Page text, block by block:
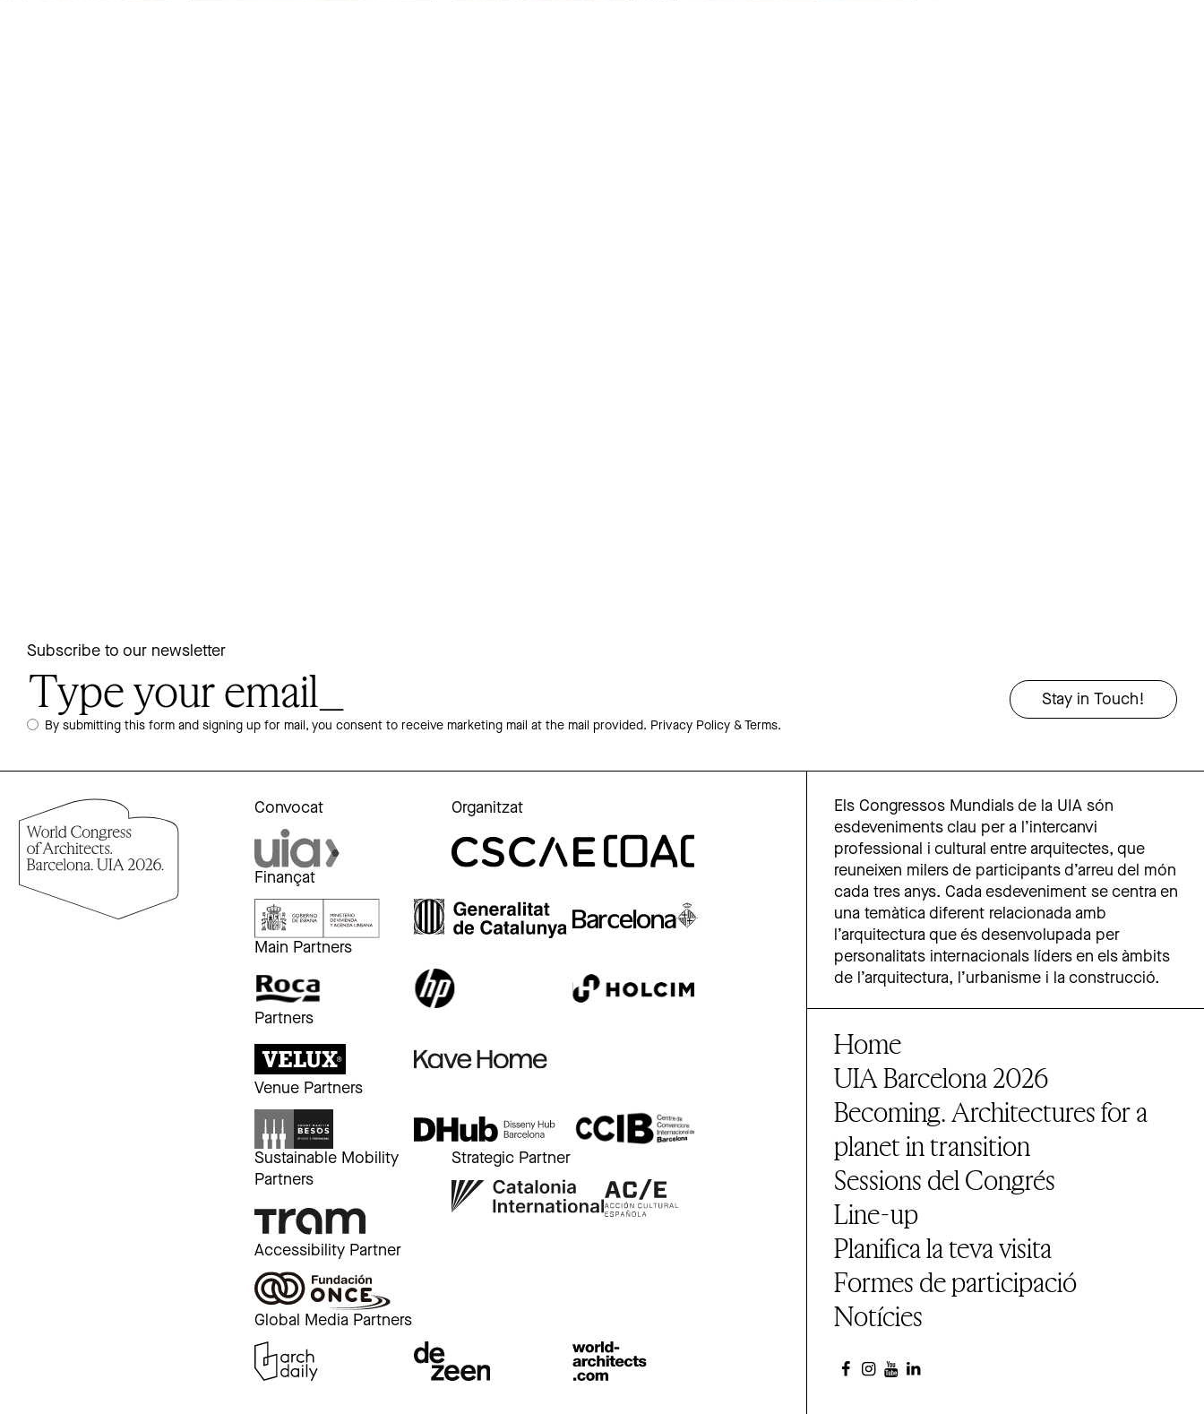
Subscribe to our newsletter
By submitting this form and signing up for mail, you consent to receive marketing mail at the mail provided. Privacy Policy & Terms.
Convocat Organitzat
Finançat
Main Partners
Partners
Venue Partners
Sustainable Mobility
Partners
Strategic Partner
Accessibility Partner
Global Media Partners
Els Congressos Mundials de la UIA són
esdeveniments clau per a l’intercanvi
professional i cultural entre arquitectes, que
reuneixen milers de participants d’arreu del món
cada tres anys. Cada esdeveniment se centra en
una temàtica diferent relacionada amb
l’arquitectura que és desenvolupada per
personalitats internacionals líders en els àmbits
de l’arquitectura, l’urbanisme i la construcció.
Home
UIA Barcelona 2026
Becoming. Architectures for a
planet in transition
Sessions del Congrés
Line-up
Planifica la teva visita
Formes de participació
Notícies